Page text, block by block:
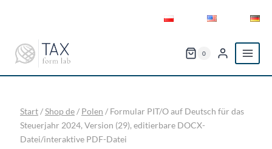
0
Start/Shop de/ Polen / Formular PIT/O auf Deutsch für das
Steuerjahr 2024, Version (29), editierbare DOCX-
Datei/interaktive PDF-Datei